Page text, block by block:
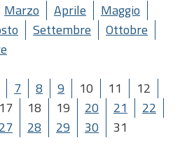
Marzo Aprile
Maggio
Settembre
Ottobre
7 8 9 10 11
12
17 18 19 20 21
22
27 28 29 30 31